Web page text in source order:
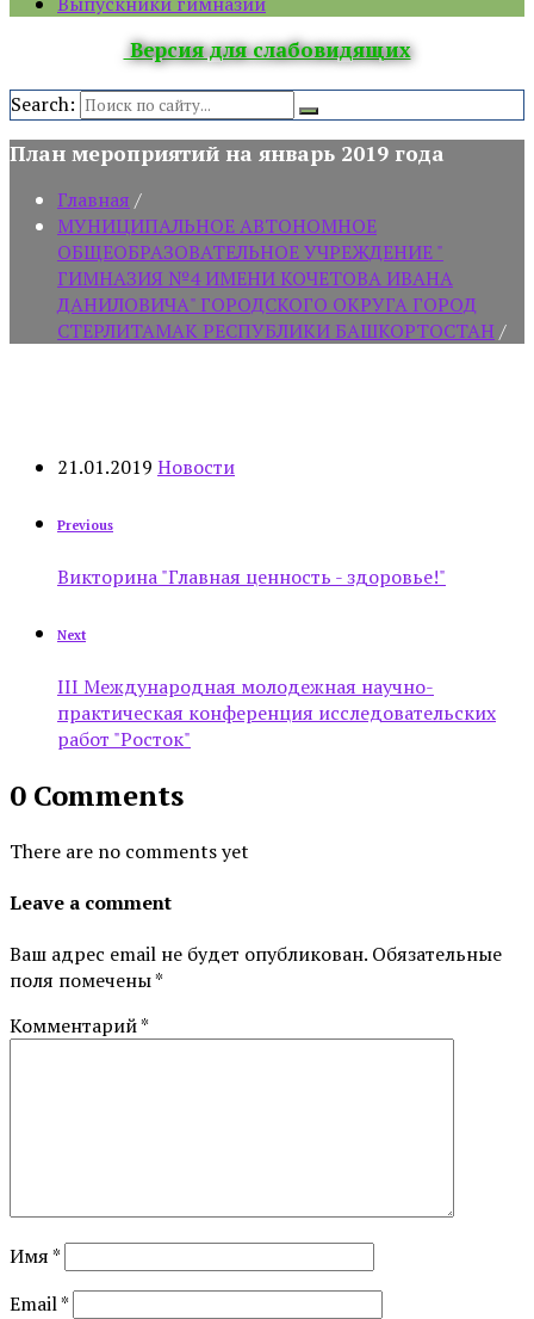
Версия для слабовидящих
Search:
План мероприятий на январь 2019 года
Главная /
МУНИЦИПАЛЬНОЕ АВТОНОМНОЕ
ОБЩЕОБРАЗОВАТЕЛЬНОЕ УЧРЕЖДЕНИЕ "
ГИМНАЗИЯ №4 ИМЕНИ КОЧЕТОВА ИВАНА
ДАНИЛОВИЧА" ГОРОДСКОГО ОКРУГА ГОРОД
СТЕРЛИТАМАК РЕСПУБЛИКИ БАШКОРТОСТАН /
21.01.2019 Новости
Previous
Викторина "Главная ценность - здоровье!"
Next
III Международная молодежная научно-
практическая конференция исследовательских
работ "Росток"
0 Comments
There are no comments yet
Leave a comment
Ваш адрес email не будет опубликован. Обязательные
поля помечены*
Комментарий*
Имя*
Email*